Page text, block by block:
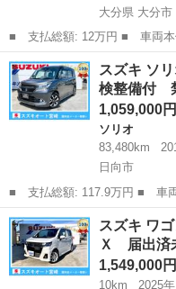
大分県 大分市
■ 支払総額: 12万円 ■ 車両本体価格： 100,000 円 ■ メーカー
名： スズキ ■ 車種名： ア
Ｓ 安全ボディ パワーウイ
チェーン 車検令和...
大分 大分市 アルト
スズキ ソ
検整備付
1,059,000円
ソリオ
83,480km
日向市
■ 支払総額: 117.9万円 ■ 車両本体価格： 1,059,000 円 ■ メーカ
ー名： スズキ ■ 車種名：
名： Ｆリミテッド 車検整
／Ｂｌｕｅｔ...
宮崎 日向市 ソリオ
スズキ ワ
Ｘ 届出
1,549,000円
10km 2025年